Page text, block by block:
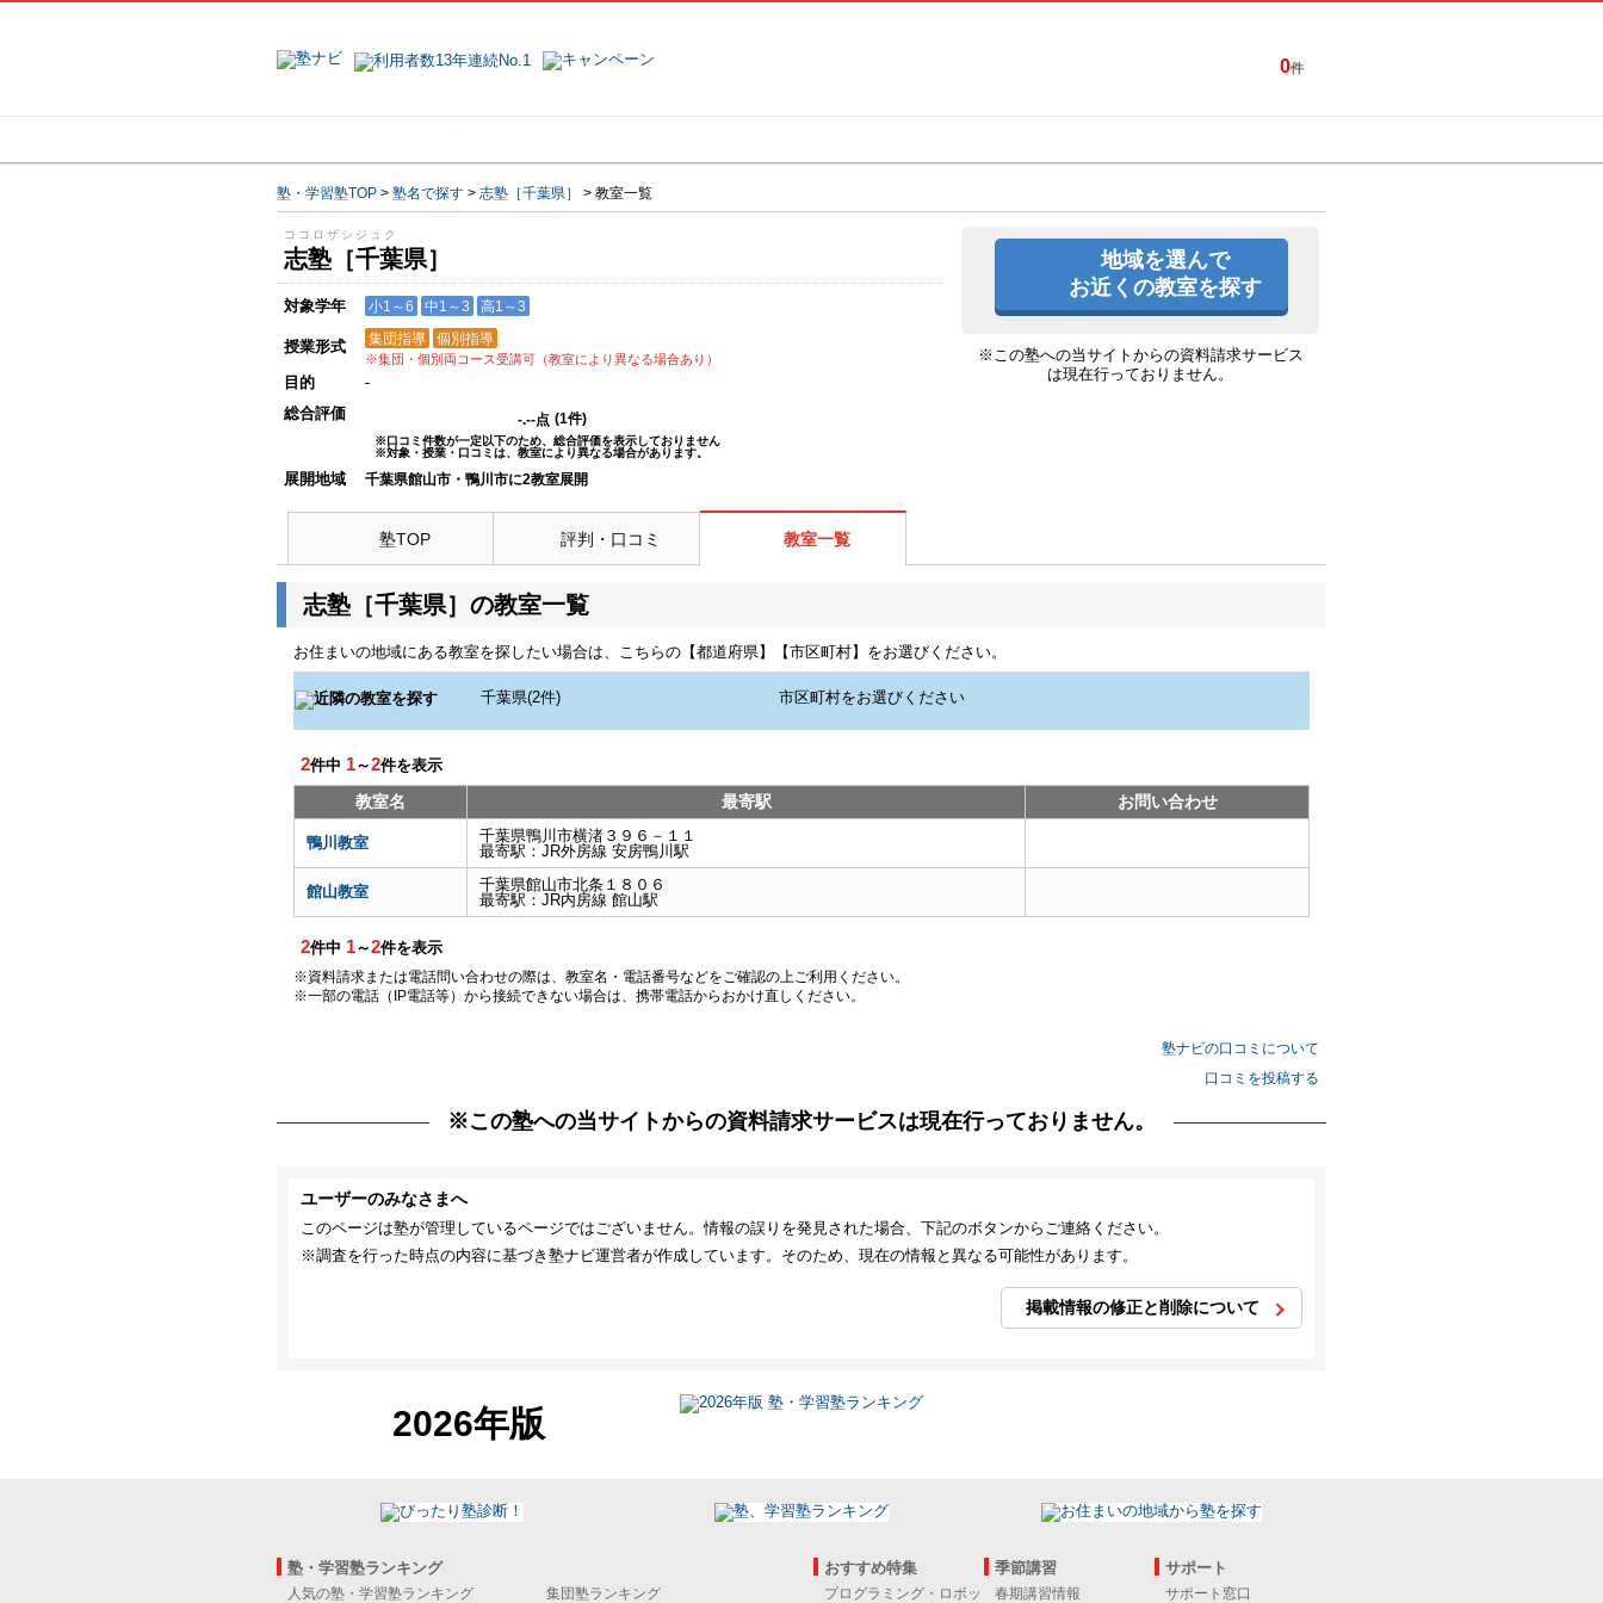
0件
塾・学習塾TOP > 塾名で探す > 志塾［千葉県］ > 教室一覧
ココロザシジュク
志塾［千葉県］
対象学年 小1～6 中1～3 高1～3
授業形式 集団指導 個別指導
※集団・個別両コース受講可（教室により異なる場合あり）
目的
-
総合評価
-.--点 (1件)
※口コミ件数が一定以下のため、総合評価を表示しておりません
※対象・授業・口コミは、教室により異なる場合があります。
展開地域 千葉県館山市・鴨川市に2教室展開
地域を選んで
お近くの教室を探す
※この塾への当サイトからの資料請求サービス
は現在行っておりません。
塾TOP 評判・口コミ 教室一覧
志塾［千葉県］の教室一覧
お住まいの地域にある教室を探したい場合は、こちらの【都道府県】【市区町村】をお選びください。
2件中 1～2件を表示
教室名 最寄駅 お問い合わせ
鴨川教室
千葉県鴨川市横渚３９６－１１
最寄駅： JR外房線 安房鴨川駅
館山教室
千葉県館山市北条１８０６
最寄駅： JR内房線 館山駅
2件中 1～2件を表示
※資料請求または電話問い合わせの際は、教室名・電話番号などをご確認の上ご利用ください。
※一部の電話（IP電話等）から接続できない場合は、携帯電話からおかけ直しください。
塾ナビの口コミについて
口コミを投稿する
※この塾への当サイトからの資料請求サービスは現在行っておりません。
ユーザーのみなさまへ
このページは塾が管理しているページではございません。情報の誤りを発見された場合、下記のボタンからご連絡ください。
※調査を行った時点の内容に基づき塾ナビ運営者が作成しています。そのため、現在の情報と異なる可能性があります。
掲載情報の修正と削除について
2026年版
塾・学習塾ランキング
人気の塾・学習塾ランキング 集団塾ランキング
おすすめ特集
プログラミング・ロボッ
季節講習
春期講習情報
サポート
サポート窓口